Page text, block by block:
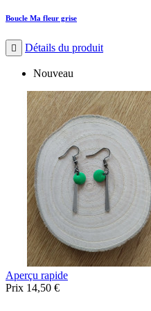
Boucle Ma fleur grise
 Détails du produit
Nouveau
Aperçu rapide
Prix 14,50 €